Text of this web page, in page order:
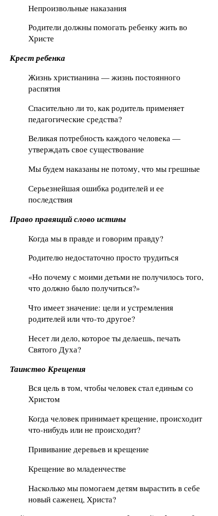
Непроизвольные наказания
Родители должны помогать ребенку жить во
Христе
Крест ребенка
Жизнь христианина — жизнь постоянного
распятия
Спасительно ли то, как родитель применяет
педагогические средства?
Великая потребность каждого человека —
утверждать свое существование
Мы будем наказаны не потому, что мы грешные
Серьезнейшая ошибка родителей и ее
последствия
Право правящий слово истины
Когда мы в правде и говорим правду?
Родителю недостаточно просто трудиться
«Но почему с моими детьми не получилось того,
что должно было получиться?»
Что имеет значение: цели и устремления
родителей или что-то другое?
Несет ли дело, которое ты делаешь, печать
Святого Духа?
Таинство Крещения
Вся цель в том, чтобы человек стал единым со
Христом
Когда человек принимает крещение, происходит
что-нибудь или не происходит?
Прививание деревьев и крещение
Крещение во младенчестве
Насколько мы помогаем детям вырастить в себе
новый саженец, Христа?